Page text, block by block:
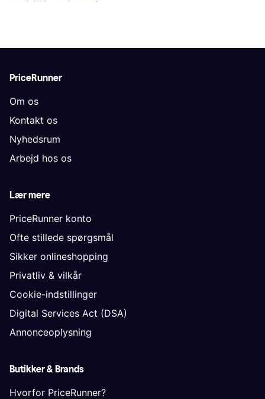
PriceRunner
Om os
Kontakt os
Nyhedsrum
Arbejd hos os
Lær mere
PriceRunner konto
Ofte stillede spørgsmål
Sikker onlineshopping
Privatliv & vilkår
Cookie-indstillinger
Digital Services Act (DSA)
Annonceoplysning
Butikker & Brands
Hvorfor PriceRunner?